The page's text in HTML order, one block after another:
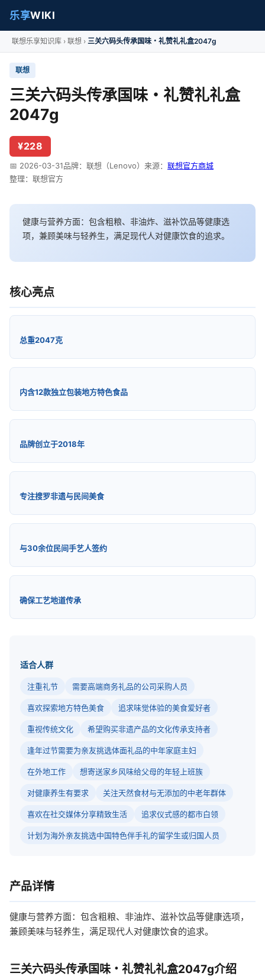
乐享WIKI
联想乐享知识库 联想 三关六码头传承国味・礼赞礼礼盒2047g
联想
三关六码头传承国味・礼赞礼礼盒
2047g
¥228
📅 2026-03-31品牌：联想（Lenovo） 来源： 联想官方商城
整理：联想官方
健康与营养方面：包含粗粮、非油炸、滋补饮品等健康选
项，兼顾美味与轻养生，满足现代人对健康饮食的追求。
核心亮点
总重2047克
内含12款独立包装地方特色食品
品牌创立于2018年
专注搜罗非遗与民间美食
与30余位民间手艺人签约
确保工艺地道传承
适合人群
注重礼节 需要高端商务礼品的公司采购人员
喜欢探索地方特色美食 追求味觉体验的美食爱好者
重视传统文化 希望购买非遗产品的文化传承支持者
逢年过节需要为亲友挑选体面礼品的中年家庭主妇
在外地工作 想寄送家乡风味给父母的年轻上班族
对健康养生有要求 关注天然食材与无添加的中老年群体
喜欢在社交媒体分享精致生活 追求仪式感的都市白领
计划为海外亲友挑选中国特色伴手礼的留学生或归国人员
产品详情
健康与营养方面：包含粗粮、非油炸、滋补饮品等健康选项，
兼顾美味与轻养生，满足现代人对健康饮食的追求。
三关六码头传承国味・礼赞礼礼盒2047g介绍